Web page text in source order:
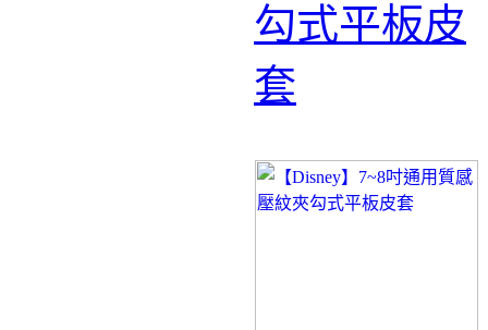
勾式平板皮
套